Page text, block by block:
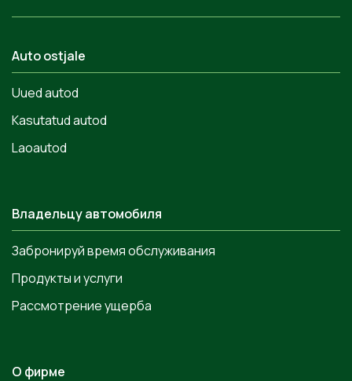
Auto ostjale
Uued autod
Kasutatud autod
Laoautod
Владельцу автомобиля
Забронируй время обслуживания
Продукты и услуги
Рассмотрение ущерба
О фирме